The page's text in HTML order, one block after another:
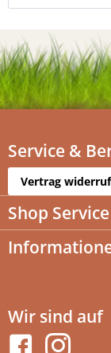
Service &
Vertrag
Shop Service
Wir sind auf